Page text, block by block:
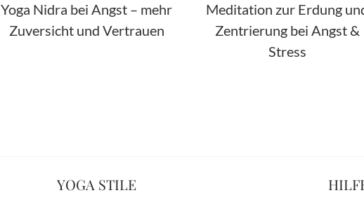
Yoga Nidra bei Angst – mehr
Zuversicht und Vertrauen
Meditation zur Erdung
Zentrierung bei Angst &
Stress
YOGA STILE